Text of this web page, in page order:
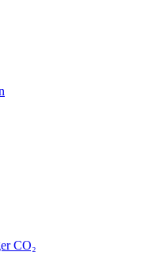
CO₂